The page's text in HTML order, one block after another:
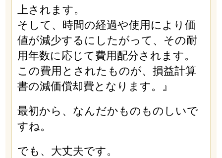
上されます。
そして、時間の経過や使用により価
値が減少するにしたがって、その耐
用年数に応じて費用配分されます。
この費用とされたものが、損益計算
書の減価償却費となります。』
最初から、なんだかものものしいで
すね。
でも、大丈夫です。